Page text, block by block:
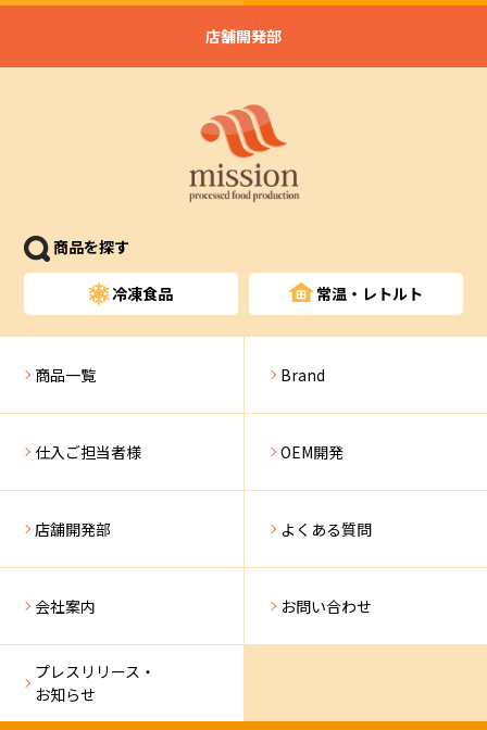
店舗開発部
商品を探す
冷凍食品 常温・レトルト
商品一覧 Brand
仕入ご担当者様 OEM開発
店舗開発部 よくある質問
会社案内 お問い合わせ
プレスリリース・
お知らせ